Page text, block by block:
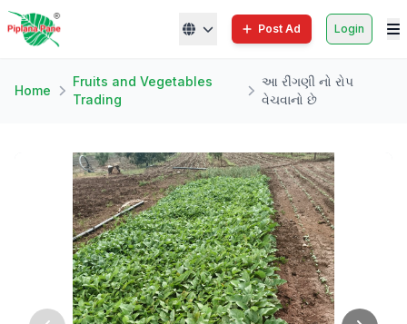
Post Ad Login
Home
Fruits and Vegetables
Trading
આ રીંગણી નો રોપ
વેચવાનો છે